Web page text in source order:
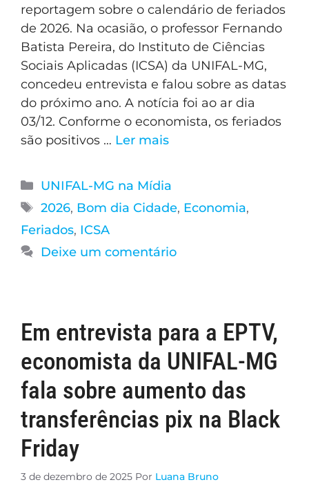
reportagem sobre o calendário de feriados
de 2026. Na ocasião, o professor Fernando
Batista Pereira, do Instituto de Ciências
Sociais Aplicadas (ICSA) da UNIFAL-MG,
concedeu entrevista e falou sobre as datas
do próximo ano. A notícia foi ao ar dia
03/12. Conforme o economista, os feriados
são positivos … Ler mais
UNIFAL-MG na Mídia
2026, Bom dia Cidade, Economia,
Feriados, ICSA
Deixe um comentário
Em entrevista para a EPTV,
economista da UNIFAL-MG
fala sobre aumento das
transferências pix na Black
Friday
3 de dezembro de 2025 Por Luana Bruno